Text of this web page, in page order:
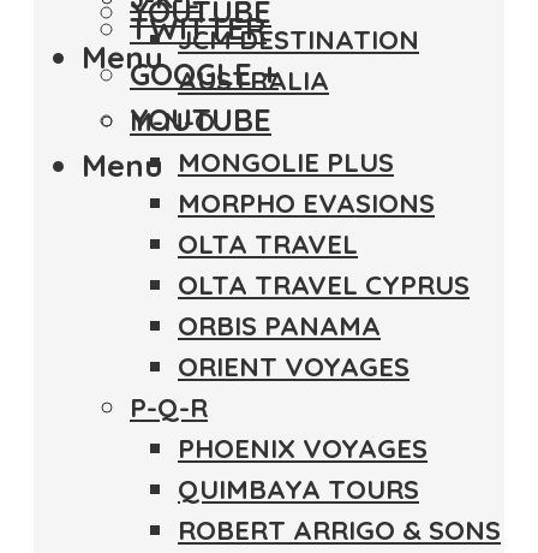
YOUTUBE
Menu
TWITTER
GOOGLE +
YOUTUBE
Menu
JCM DESTINATION
AUSTRALIA
M-N-O
MONGOLIE PLUS
MORPHO EVASIONS
OLTA TRAVEL
OLTA TRAVEL CYPRUS
ORBIS PANAMA
ORIENT VOYAGES
P-Q-R
PHOENIX VOYAGES
QUIMBAYA TOURS
ROBERT ARRIGO & SONS